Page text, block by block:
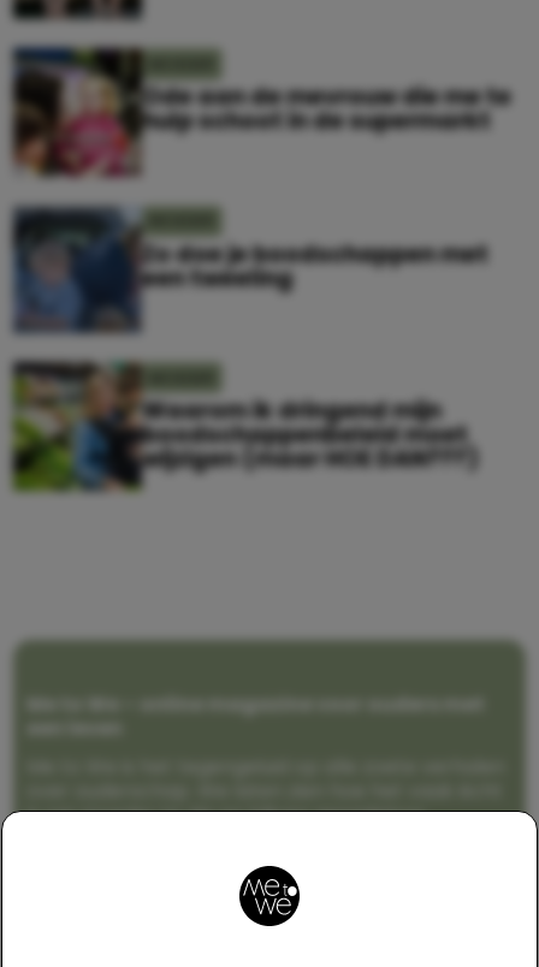
Ode aan de mevrouw die me te
hulp schoot in de supermarkt
Zo doe je boodschappen met
een tweeling
Waarom ik dringend mijn
boodschappenbeleid moet
wijzigen (maar HOE DAN???)
Me to We – online magazine voor ouders met
is om moeder te zijn en blijven genadeloos
zonder filter. Gewoon, hoe het leven er aan toe
gaat met en naast een (eenouder)gezin. Dus
gegarandeerd een rommelig huis, schuimbekkende
peuters en boze kleuters achter het behang.